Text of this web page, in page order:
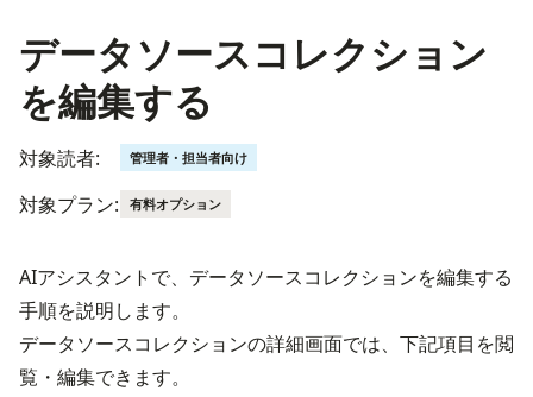
データソースコレクション
を編集する
対象読者: 管理者・担当者向け
対象プラン: 有料オプション
AIアシスタントで、データソースコレクションを編集する
手順を説明します。
データソースコレクションの詳細画面では、下記項目を閲
覧・編集できます。